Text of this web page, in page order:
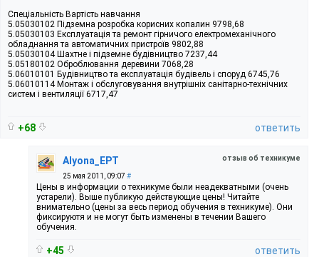
Спеціальність Вартість навчання
5.05030102 Підземна розробка корисних копалин 9798,68
5.05030103 Експлуатація та ремонт гірничого електромеханічного
обладнання та автоматичних пристроїв 9802,88
5.05030104 Шахтне і підземне будівництво 7237,44
5.05180102 Оброблювання деревини 7068,28
5.06010101 Будівництво та експлуатація будівель і споруд 6745,76
5.06010114 Монтаж і обслуговування внутрішніх санітарно-технічних
систем і вентиляції 6717,47
+68 ответить
отзыв об техникуме
Alyona_EPT
25 мая 2011, 09:07 #
Цены в информации о техникуме были неадекватными (очень
устарели). Выше публикую действующие цены! Читайте
внимательно (цены за весь период обучения в техникуме). Они
фиксируютя и не могут быть изменены в течении Вашего
обучения.
+45 ответить